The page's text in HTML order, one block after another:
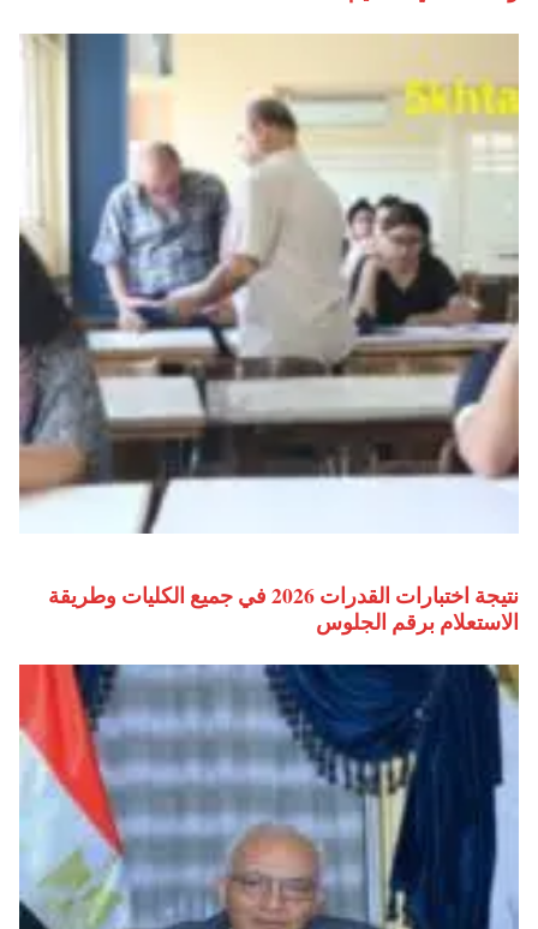
نتيجة اختبارات القدرات 2026 في جميع الكليات وطريقة
الاستعلام برقم الجلوس